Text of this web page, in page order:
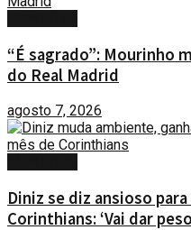
“É sagrado”: Mourinho
do Real Madrid
agosto 7, 2026
Diniz se diz ansioso
Corinthians: ‘Vai dar